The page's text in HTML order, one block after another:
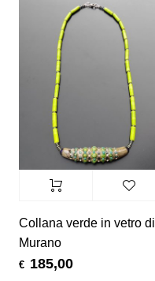
Collana verde in vetro di
Murano
€ 185,00